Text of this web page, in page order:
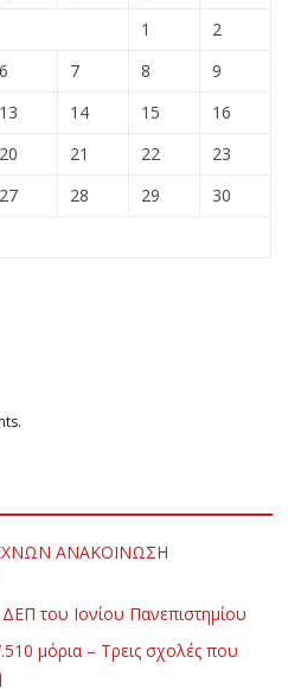
1
2
6 7 8
9
13 14 15
16
20 21 22
23
27 28 29
30
ΑΝΑΚΟΙΝΩΣΗ
του Ιονίου Πανεπιστημίου
μόρια – Τρεις σχολές που